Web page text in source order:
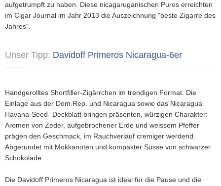
aufgetrumpft zu haben. Diese nicagaruganischen Puros erreichten
im Cigar Journal im Jahr 2013 die Auszeichnung "beste Zigarre des
Jahres".
Unser Tipp: Davidoff Primeros Nicaragua-6er
Handgerolltes Shortfiller-Zigärrchen im trendigen Format. Die
Einlage aus der Dom.Rep. und Nicaragua sowie das Nicaragua
Havana-Seed- Deckblatt bringen präsenten, würzigen Charakter:
Aromen von Zeder, aufgebrochener Erde und weissem Pfeffer
prägen den Geschmack, im Rauchverlauf cremiger werdend.
Abgerundet mit Mokkanoten und kompakter Süsse von schwarzer
Schokolade.
Die Davidoff Primeros Nicaragua ist ideal für die Pause und die